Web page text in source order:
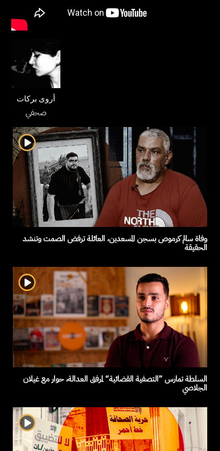
أروى بركات
صحفي
وفاة سالم كرموص بسجن المسعدين، العائلة ترفض الصمت وتنشد
الحقيقة
السلطة تمارس ”التصفية القضائية“ لمرفق العدالة، حوار مع غيلان
الجلاصي